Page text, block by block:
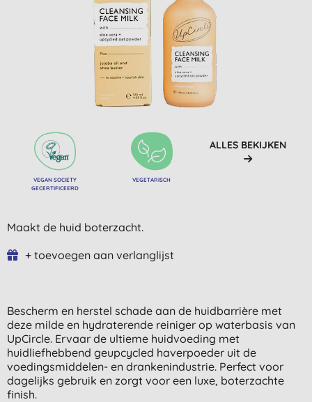
VEGAN SOCIETY
GECERTIFICEERD
VEGETARISCH
ALLES BEKIJKEN
Maakt de huid boterzacht.
+ toevoegen aan verlanglijst
Bescherm en herstel schade aan de huidbarrière met
deze milde en hydraterende reiniger op waterbasis van
UpCircle. Ervaar de ultieme huidvoeding met
huidliefhebbend geupcycled haverpoeder uit de
voedingsmiddelen- en drankenindustrie. Perfect voor
dagelijks gebruik en zorgt voor een luxe, boterzachte
finish.